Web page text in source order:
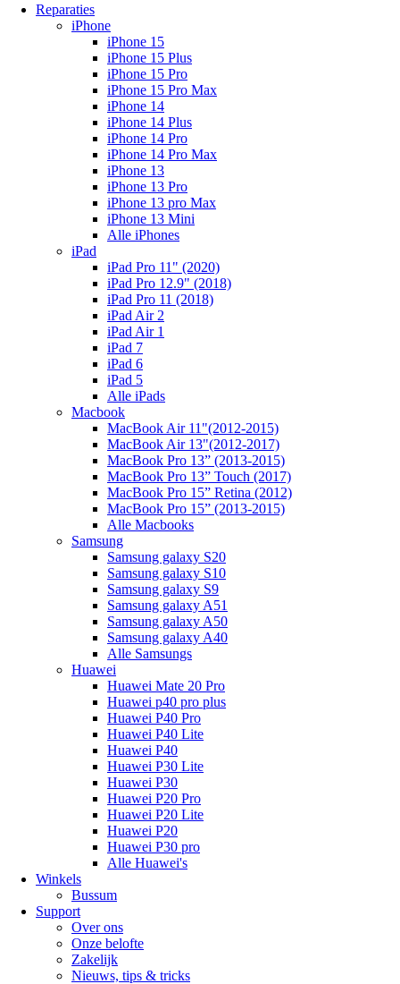
Reparaties
iPhone
iPhone 15
iPhone 15 Plus
iPhone 15 Pro
iPhone 15 Pro Max
iPhone 14
iPhone 14 Plus
iPhone 14 Pro
iPhone 14 Pro Max
iPhone 13
iPhone 13 Pro
iPhone 13 pro Max
iPhone 13 Mini
Alle iPhones
iPad
iPad Pro 11" (2020)
iPad Pro 12.9" (2018)
iPad Pro 11 (2018)
iPad Air 2
iPad Air 1
iPad 7
iPad 6
iPad 5
Alle iPads
Macbook
MacBook Air 11"(2012-2015)
MacBook Air 13"(2012-2017)
MacBook Pro 13” (2013-2015)
MacBook Pro 13” Touch (2017)
MacBook Pro 15” Retina (2012)
MacBook Pro 15” (2013-2015)
Alle Macbooks
Samsung
Samsung galaxy S20
Samsung galaxy S10
Samsung galaxy S9
Samsung galaxy A51
Samsung galaxy A50
Samsung galaxy A40
Alle Samsungs
Huawei
Huawei Mate 20 Pro
Huawei p40 pro plus
Huawei P40 Pro
Huawei P40 Lite
Huawei P40
Huawei P30 Lite
Huawei P30
Huawei P20 Pro
Huawei P20 Lite
Huawei P20
Huawei P30 pro
Alle Huawei's
Winkels
Bussum
Support
Over ons
Onze belofte
Zakelijk
Nieuws, tips & tricks